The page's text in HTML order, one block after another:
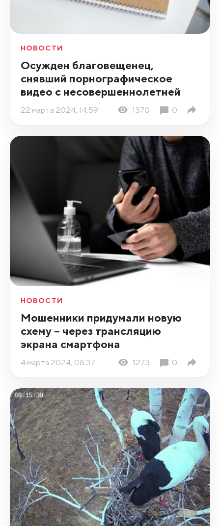
НОВОСТИ
Осужден благовещенец,
снявший порнографическое
видео с несовершеннолетней
22 марта 2024, 14:59 1370 0
НОВОСТИ
Мошенники придумали новую
схему – через трансляцию
экрана смартфона
4 марта 2024, 08:37 1273 0